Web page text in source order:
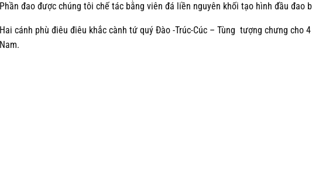
Phần đao được chúng tôi chế tác bằng viên đá liền nguyên khối tạo hình đầu đao
Hai cánh phù điêu điêu khắc cành tứ quý Đào -Trúc-Cúc – Tùng tượng chưng cho
Nam.